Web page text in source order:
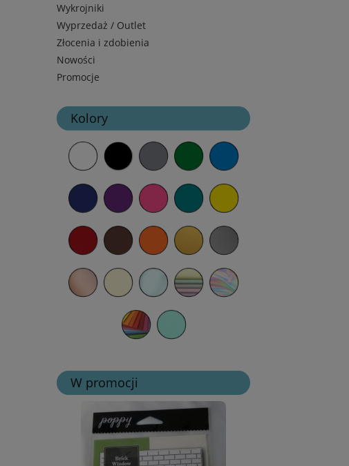
Wykrojniki
Wyprzedaż / Outlet
Złocenia i zdobienia
Nowości
Promocje
Kolory
W promocji